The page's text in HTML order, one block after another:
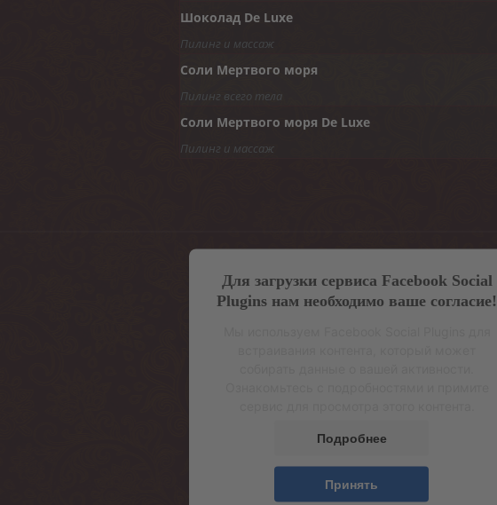
Шоколад De Luxe
Пилинг и массаж
Соли Мертвого моря
Пилинг всего тела
Соли Мертвого моря De Luxe
Пилинг и массаж
Для загрузки сервиса Facebook Social
Plugins нам необходимо ваше согласие!
Подробнее
Принять